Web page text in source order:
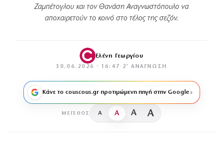
Ζαμπέτογλου και τον Θανάση Αναγνωστόπουλο να
αποχαιρετούν το κοινό στο τέλος της σεζόν.
Ελένη Γεωργίου
30.06.2026 · 16:47 · 2′ ΑΝΆΓΝΩΣΗ
Κάνε το couscous.gr προτιμώμενη πηγή στην Google
ΜΈΓΕΘΟΣ A A A A